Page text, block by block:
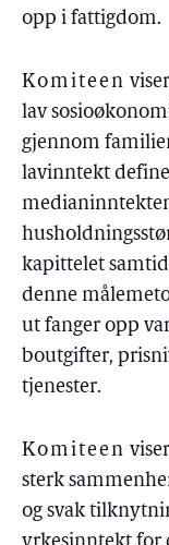
opp i fattigdom.
Komiteen
lav
gjennom
lavinntekt
kapittelet
denne
ut fanger opp
boutgifter,
tjenester.
Komiteen
sterk
og svak